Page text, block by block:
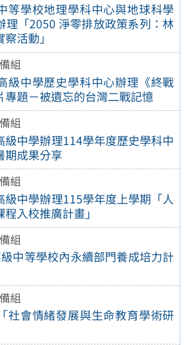
等學校地理學科中心與地球科學
理「2050 淨零排放政策系列：林
活動」
組
級中學歷史學科中心辦理《終戰
專題－被遺忘的台灣二戰記憶
組
級中學辦理114學年度歷史學科中
期成果分享
組
級中學辦理115學年度上學期「人
入校推廣計畫」
組
中等學校內永續部門養成培力計
組
社會情緒發展與生命教育學術研